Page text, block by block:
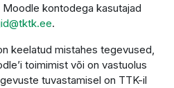
Moodle kontodega kasutajad
.
keelatud mistahes tegevused,
toimimist või on vastuolus
tuvastamisel on TTK-il